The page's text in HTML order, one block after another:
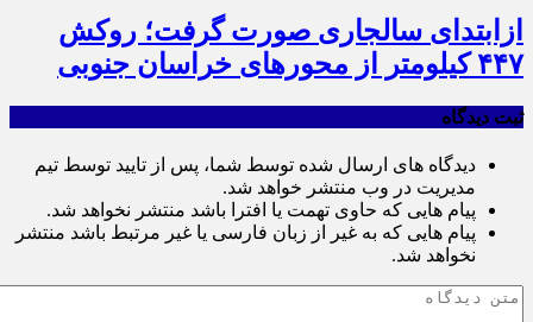
ازابتدای سالجاری صورت گرفت؛ روکش
۴۴۷ کیلومتر از محورهای خراسان جنوبی
ثبت دیدگاه
دیدگاه های ارسال شده توسط شما، پس از تایید توسط تیم
مدیریت در وب منتشر خواهد شد.
پیام هایی که حاوی تهمت یا افترا باشد منتشر نخواهد شد.
پیام هایی که به غیر از زبان فارسی یا غیر مرتبط باشد منتشر
نخواهد شد.